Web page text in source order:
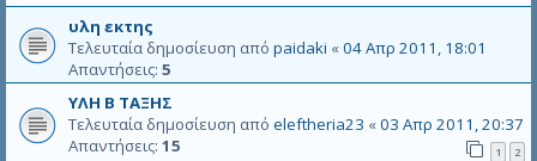
υλη εκτης
Τελευταία δημοσίευση από paidaki «04 Απρ 2011, 18:01
Απαντήσεις: 5
ΥΛΗ Β ΤΑΞΗΣ
Τελευταία δημοσίευση από eleftheria23 «03 Απρ 2011, 20:37
Απαντήσεις: 15 1 2